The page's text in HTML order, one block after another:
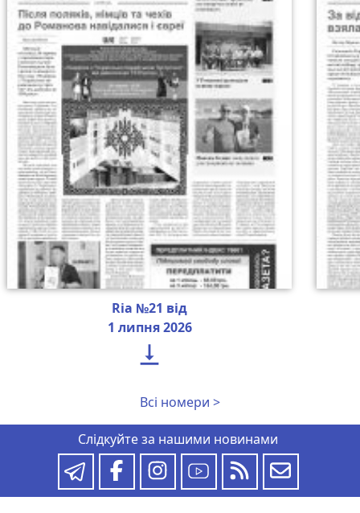
Ria №21 від
1 липня 2026

Всі номери >
Слідкуйте за нашими новинами